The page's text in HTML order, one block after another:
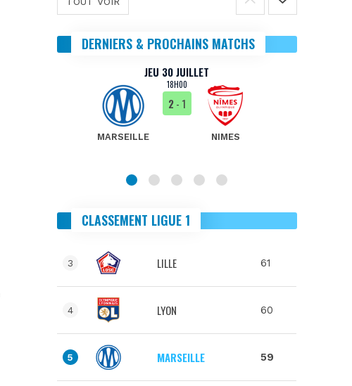
DERNIERS & PROCHAINS MATCHS
JEU 30 JUILLET
18H00
MARSEILLE
2- 1
NIMES
CLASSEMENT LIGUE 1
3 LILLE 61
4 LYON 60
5 MARSEILLE 59